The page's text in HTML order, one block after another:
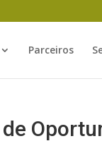
Parceiros